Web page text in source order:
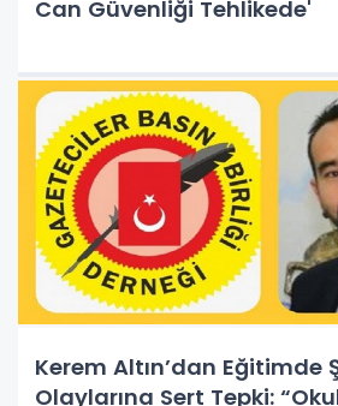
Can Güvenliği Tehlikede'
Kerem Altın’dan Eğitimde
Olaylarına Sert Tepki: